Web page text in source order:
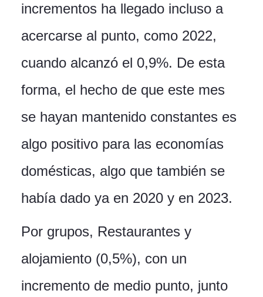
incrementos ha llegado incluso a
acercarse al punto, como 2022,
cuando alcanzó el 0,9%. De esta
forma, el hecho de que este mes
se hayan mantenido constantes es
algo positivo para las economías
domésticas, algo que también se
había dado ya en 2020 y en 2023.
Por grupos, Restaurantes y
alojamiento (0,5%), con un
incremento de medio punto, junto